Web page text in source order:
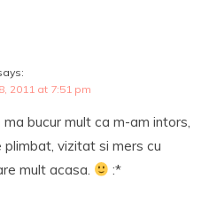
2011 at 7:51 pm
ma bucur mult ca m-am intors,
vizitat si mers cu
mult acasa.
:*